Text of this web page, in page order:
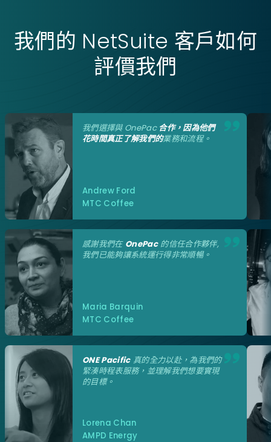
我們的 NetSuite 客戶如何
評價我們
我們選擇與 OnePac合作，因為他們
花時間真正了解我們的業務和流程。
Andrew Ford
MTC Coffee
感謝我們在 OnePac的信任合作夥伴,
我們已能夠讓系統運行得非常順暢。
Maria Barquin
MTC Coffee
ONE Pacific真的全力以赴，為我們的
緊湊時程表服務，並理解我們想要實現
的目標。
Lorena Chan
AMPD Energy